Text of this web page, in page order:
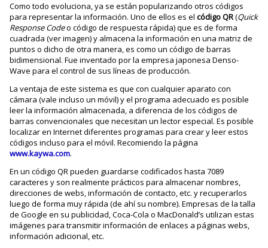
Como todo evoluciona, ya se están popularizando otros códigos
para representar la información. Uno de ellos es elcódigo QR(Quick
Response Codeo código de respuesta rápida) que es de forma
cuadrada (ver imagen) y almacena la información en una matriz de
puntos o dicho de otra manera, es como un código de barras
bidimensional. Fue inventado por la empresa japonesa Denso-
Wave para el control de sus líneas de producción.
La ventaja de este sistema es que con cualquier aparato con
cámara (vale incluso un móvil) y el programa adecuado es posible
leer la información almacenada, a diferencia de los códigos de
barras convencionales que necesitan un lector especial. Es posible
localizar en Internet diferentes programas para crear y leer estos
códigos incluso para el móvil. Recomiendo la página
www.kaywa.com.
En un código QR pueden guardarse codificados hasta 7089
caracteres y son realmente prácticos para almacenar nombres,
direcciones de webs, información de contacto, etc. y recuperarlos
luego de forma muy rápida (de ahí su nombre). Empresas de la talla
de Google en su publicidad, Coca-Cola o MacDonald’s utilizan estas
imágenes para transmitir información de enlaces a páginas webs,
información adicional, etc.